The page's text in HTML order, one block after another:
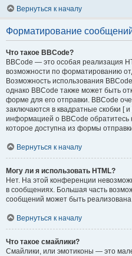
Вернуться к началу
Форматирование
Что такое BBCode?
BBCode — это особая реализация
возможности по форматированию
Возможность использования
однако BBCode также может быть
форме для его отправки. BBCode
заключаются в квадратные скобки [
информацией о BBCode обратитесь
которое доступна из формы
Вернуться к началу
Могу ли я использовать HTML?
Нет. На этой конференции
в сообщениях. Большая часть
сообщений может быть
Вернуться к началу
Что такое смайлики?
Смайлики, или эмотиконы — это